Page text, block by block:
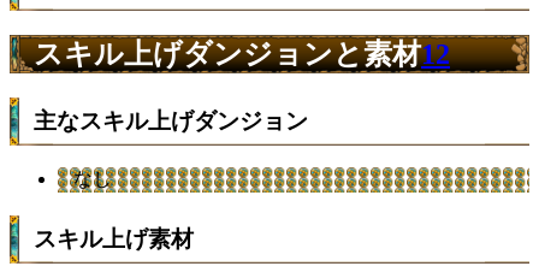
スキル上げダンジョンと素材12
主なスキル上げダンジョン
なし
スキル上げ素材